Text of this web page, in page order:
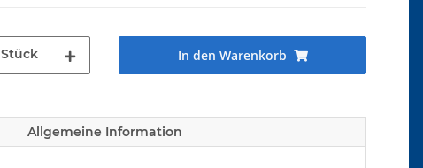
Stück In den Warenkorb
Allgemeine Information